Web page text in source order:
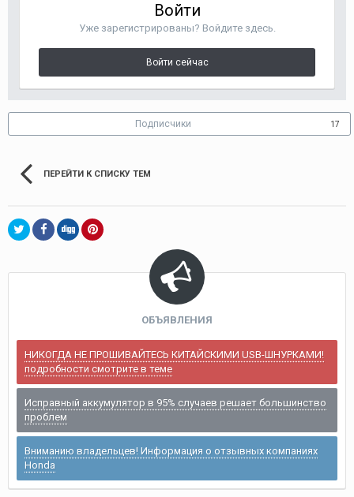
Войти
Уже зарегистрированы? Войдите здесь.
Войти сейчас
Подписчики 17
ПЕРЕЙТИ К СПИСКУ ТЕМ
ОБЪЯВЛЕНИЯ
НИКОГДА НЕ ПРОШИВАЙТЕСЬ КИТАЙСКИМИ USB-ШНУРКАМИ!
подробности смотрите в теме
Исправный аккумулятор в 95% случаев решает большинство
проблем
Вниманию владельцев! Информация о отзывных компаниях
Honda